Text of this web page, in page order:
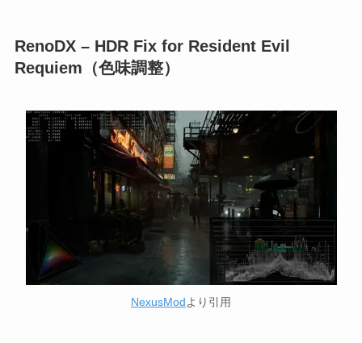
RenoDX – HDR Fix for Resident Evil
Requiem（色味調整）
NexusModより引用